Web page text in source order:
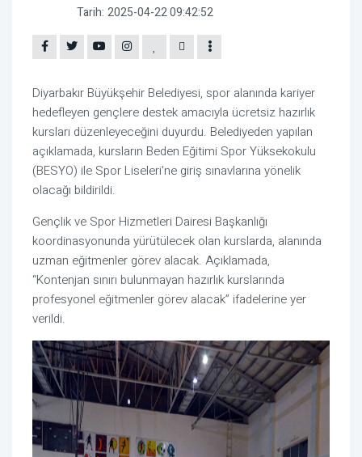
Tarih: 2025-04-22 09:42:52
Diyarbakır Büyükşehir Belediyesi, spor alanında kariyer
hedefleyen gençlere destek amacıyla ücretsiz hazırlık
kursları düzenleyeceğini duyurdu. Belediyeden yapılan
açıklamada, kursların Beden Eğitimi Spor Yüksekokulu
(BESYO) ile Spor Liseleri'ne giriş sınavlarına yönelik
olacağı bildirildi.
Gençlik ve Spor Hizmetleri Dairesi Başkanlığı
koordinasyonunda yürütülecek olan kurslarda, alanında
uzman eğitmenler görev alacak. Açıklamada,
“Kontenjan sınırı bulunmayan hazırlık kurslarında
profesyonel eğitmenler görev alacak” ifadelerine yer
verildi.